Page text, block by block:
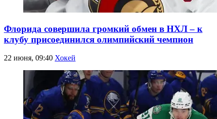
Флорида совершила громкий обмен в НХЛ – к
клубу присоединился олимпийский чемпион
22 июня, 09:40 Хокей